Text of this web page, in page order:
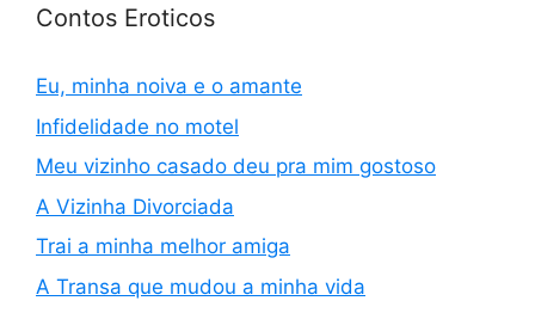
Contos Eroticos
Eu, minha noiva e o amante
Infidelidade no motel
Meu vizinho casado deu pra mim gostoso
A Vizinha Divorciada
Trai a minha melhor amiga
A Transa que mudou a minha vida